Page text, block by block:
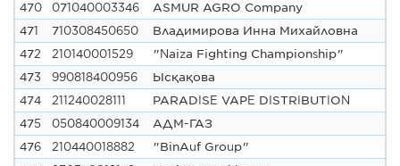
470
071040003346
ASMUR AGRO Company
471
710308450650
Владимирова Инна Михайловна
472
210140001529
"Naiza Fighting Championship"
473
990818400956
Ысқақова
474
211240028111
PARADISE VAPE DISTRIBUTION
475
050840009134
АДМ-ГАЗ
476
210440018882
"BinAuf Group"